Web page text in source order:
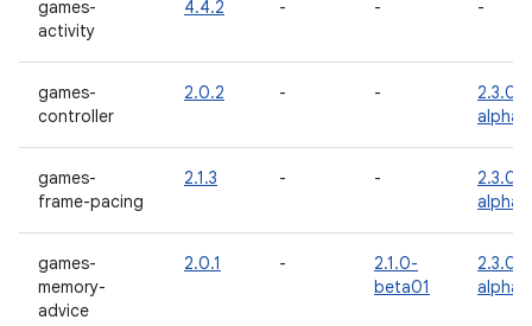
games-
activity
4.4.2 - - -
games-
controller
2.0.2 - -
2.3.0-
games-
frame-pacing
2.1.3 - -
2.3.0-
games-
memory-
advice
2.0.1 -
2.1.0-
beta01
2.3.0-